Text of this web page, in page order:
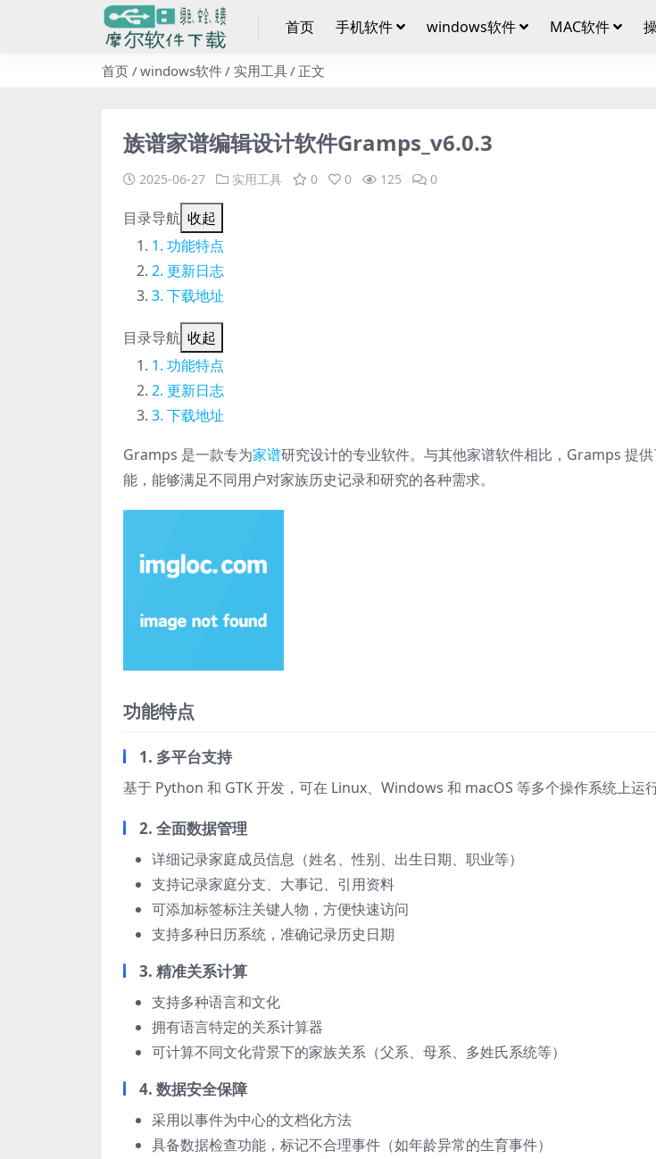
首页 手机软件 windows软件 MAC软件
首页 windows软件 实用工具 正文
族谱家谱编辑设计软件Gramps_v6.0.3
2025-06-27 实用工具 0 0 125 0
目录导航 收起
功能特点
更新日志
下载地址
目录导航 收起
功能特点
更新日志
下载地址
Gramps 是一款专为家谱研究设计的专业软件。与其他家谱软件相比，Gramps 提
能，能够满足不同用户对家族历史记录和研究的各种需求。
功能特点
1. 多平台支持
基于 Python 和 GTK 开发，可在 Linux、Windows 和 macOS 等多个操作系统上运行
2. 全面数据管理
详细记录家庭成员信息（姓名、性别、出生日期、职业等）
支持记录家庭分支、大事记、引用资料
可添加标签标注关键人物，方便快速访问
支持多种日历系统，准确记录历史日期
3. 精准关系计算
支持多种语言和文化
拥有语言特定的关系计算器
可计算不同文化背景下的家族关系（父系、母系、多姓氏系统等）
4. 数据安全保障
采用以事件为中心的文档化方法
具备数据检查功能，标记不合理事件（如年龄异常的生育事件）